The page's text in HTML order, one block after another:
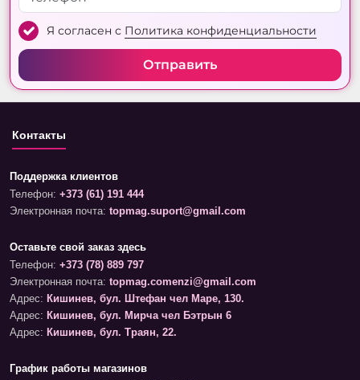
Я согласен с Политика конфиденциальности
Отправить
Контакты
Поддержка клиентов
Телефон: +373 (61) 191 444
Электронная почта: topmag.suport@gmail.com
Оставьте свой заказ здесь
Телефон: +373 (78) 889 797
Электронная почта: topmag.comenzi@gmail.com
Адрес: Кишинев, бул. Штефан чел Маре, 130.
Адрес: Кишинев, бул. Мирча чел Бэтрын 6
Адрес: Кишинев, бул. Траян, 22.
График работы магазинов